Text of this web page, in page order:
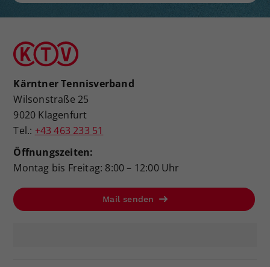
Kärntner Tennisverband
Wilsonstraße 25
9020 Klagenfurt
Tel.: +43 463 233 51
Öffnungszeiten:
Montag bis Freitag: 8:00 – 12:00 Uhr
Mail senden